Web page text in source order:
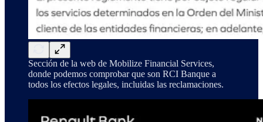
Sección de la web de Mobilize Financial Services,
donde podemos comprobar que son RCI Banque a
todos los efectos legales, incluidas las reclamaciones.